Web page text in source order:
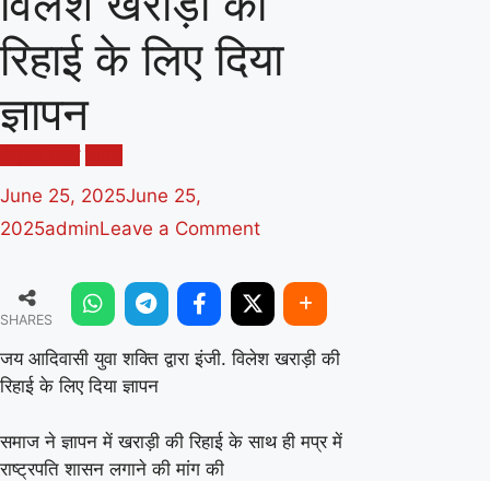
रिहाई के लिए दिया
ज्ञापन
June 25, 2025June 25,
2025adminLeave a Commenton
आदिवासी
युवा
शक्ति
विलेश
SHARES
जय आदिवासी युवा शक्ति द्वारा इंजी. विलेश खराड़ी की
रिहाई के लिए दिया ज्ञापन
समाज ने ज्ञापन में खराड़ी की रिहाई के साथ ही मप्र में
राष्ट्रपति शासन लगाने की मांग की